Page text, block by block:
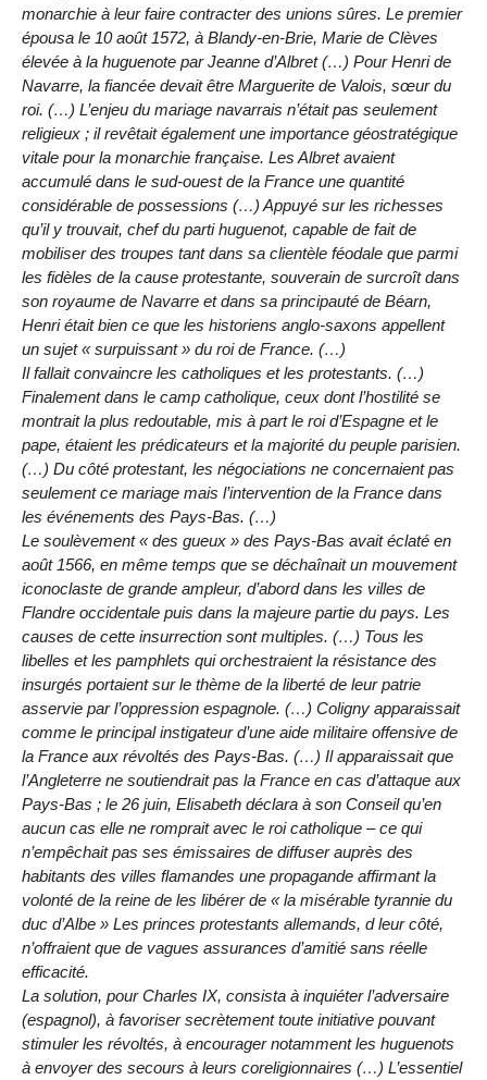
monarchie à leur faire contracter des unions sûres. Le premier
épousa le 10 août 1572, à Blandy-en-Brie, Marie de Clèves
élevée à la huguenote par Jeanne d’Albret (…) Pour Henri de
Navarre, la fiancée devait être Marguerite de Valois, sœur du
roi. (…) L’enjeu du mariage navarrais n’était pas seulement
religieux ; il revêtait également une importance géostratégique
vitale pour la monarchie française. Les Albret avaient
accumulé dans le sud-ouest de la France une quantité
considérable de possessions (…) Appuyé sur les richesses
qu’il y trouvait, chef du parti huguenot, capable de fait de
mobiliser des troupes tant dans sa clientèle féodale que parmi
les fidèles de la cause protestante, souverain de surcroît dans
son royaume de Navarre et dans sa principauté de Béarn,
Henri était bien ce que les historiens anglo-saxons appellent
un sujet « surpuissant » du roi de France. (…)
Il fallait convaincre les catholiques et les protestants. (…)
Finalement dans le camp catholique, ceux dont l’hostilité se
montrait la plus redoutable, mis à part le roi d’Espagne et le
pape, étaient les prédicateurs et la majorité du peuple parisien.
(…) Du côté protestant, les négociations ne concernaient pas
seulement ce mariage mais l’intervention de la France dans
les événements des Pays-Bas. (…)
Le soulèvement « des gueux » des Pays-Bas avait éclaté en
août 1566, en même temps que se déchaînait un mouvement
iconoclaste de grande ampleur, d’abord dans les villes de
Flandre occidentale puis dans la majeure partie du pays. Les
causes de cette insurrection sont multiples. (…) Tous les
libelles et les pamphlets qui orchestraient la résistance des
insurgés portaient sur le thème de la liberté de leur patrie
asservie par l’oppression espagnole. (…) Coligny apparaissait
comme le principal instigateur d’une aide militaire offensive de
la France aux révoltés des Pays-Bas. (…) Il apparaissait que
l’Angleterre ne soutiendrait pas la France en cas d’attaque aux
Pays-Bas ; le 26 juin, Elisabeth déclara à son Conseil qu’en
aucun cas elle ne romprait avec le roi catholique – ce qui
n’empêchait pas ses émissaires de diffuser auprès des
habitants des villes flamandes une propagande affirmant la
volonté de la reine de les libérer de « la misérable tyrannie du
duc d’Albe » Les princes protestants allemands, d leur côté,
n’offraient que de vagues assurances d’amitié sans réelle
efficacité.
La solution, pour Charles IX, consista à inquiéter l’adversaire
(espagnol), à favoriser secrètement toute initiative pouvant
stimuler les révoltés, à encourager notamment les huguenots
à envoyer des secours à leurs coreligionnaires (…) L’essentiel